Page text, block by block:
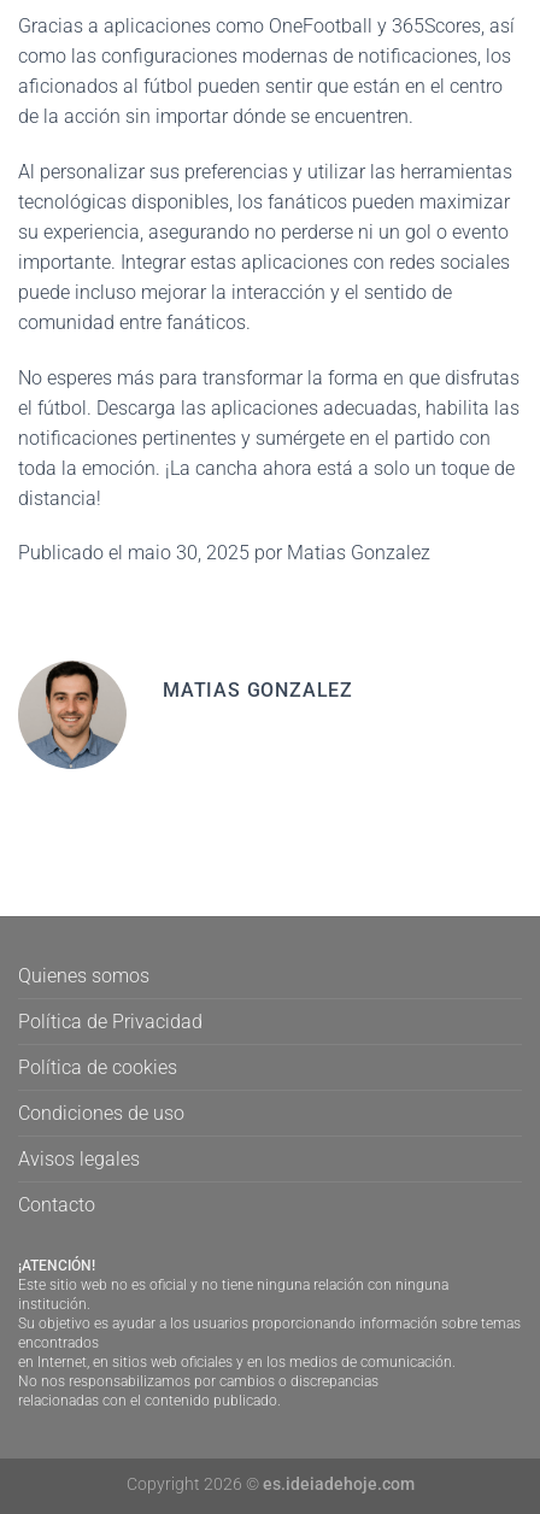
Gracias a aplicaciones como OneFootball y 365Scores, así
como las configuraciones modernas de notificaciones, los
aficionados al fútbol pueden sentir que están en el centro
de la acción sin importar dónde se encuentren.
Al personalizar sus preferencias y utilizar las herramientas
tecnológicas disponibles, los fanáticos pueden maximizar
su experiencia, asegurando no perderse ni un gol o evento
importante. Integrar estas aplicaciones con redes sociales
puede incluso mejorar la interacción y el sentido de
comunidad entre fanáticos.
No esperes más para transformar la forma en que disfrutas
el fútbol. Descarga las aplicaciones adecuadas, habilita las
notificaciones pertinentes y sumérgete en el partido con
toda la emoción. ¡La cancha ahora está a solo un toque de
distancia!
Publicado el maio 30, 2025 por Matias Gonzalez
MATIAS GONZALEZ
Quienes somos
Política de Privacidad
Política de cookies
Condiciones de uso
Avisos legales
Contacto
¡ATENCIÓN!
Este sitio web no es oficial y no tiene ninguna relación con ninguna
institución.
Su objetivo es ayudar a los usuarios proporcionando información sobre temas
encontrados
en Internet, en sitios web oficiales y en los medios de comunicación.
No nos responsabilizamos por cambios o discrepancias
relacionadas con el contenido publicado.
Copyright 2026 ©es.ideiadehoje.com